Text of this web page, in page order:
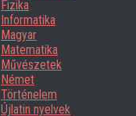
Fizika
Informatika
Magyar
Matematika
Művészetek
Német
Történelem
Újlatin nyelvek